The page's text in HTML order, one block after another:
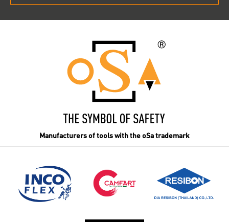
Manufacturers of tools with the oSa trademark